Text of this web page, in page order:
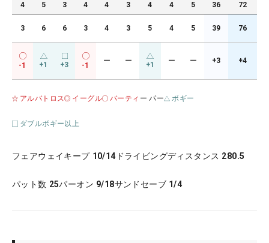
4 5 3 4 4 3 4 4 5 36 72
3 6 6 3 4 3 5 4 5 39 76
-1 +1 +3 -1
ー ー +1 ー ー +3 +4
アルバトロス イーグル バーティ ー パー ボギー
ダブルボギー以上
フェアウェイキープ 10/14 ドライビングディスタンス 280.5
パット数 25パーオン 9/18サンドセーブ 1/4